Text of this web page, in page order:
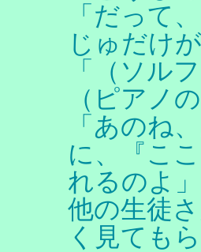
「だって
じゅだけ
「（ソル
（ピアノ
「あのね
に、『こ
れるのよ」
他の生徒
く見ても